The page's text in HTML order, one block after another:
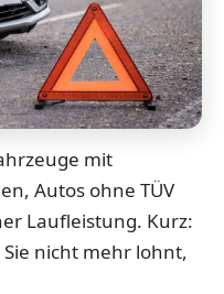
mit
Autos ohne TÜV
Laufleistung. Kurz:
nicht mehr lohnt,